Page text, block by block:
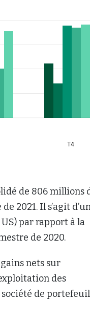
de 806 millions
2021. Il s’agit
par rapport à la
de 2020.
nets sur
des
société de